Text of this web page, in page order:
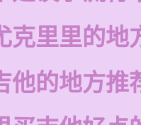
克里里的地
他的地方推